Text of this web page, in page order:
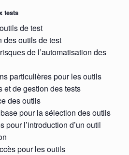
tests
de test
des outils de test
de l’automatisation des
particulières pour les outils
et de gestion des tests
des outils
pour la sélection des outils
pour l’introduction d’un outil
pour les outils